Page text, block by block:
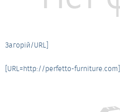
Загорій/URL]
[URL=http://perfetto-furniture.com]